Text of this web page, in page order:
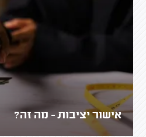
אישור יציבות - מה זה?